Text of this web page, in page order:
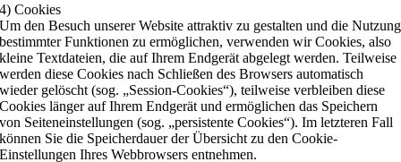
4) Cookies
Um den Besuch unserer Website attraktiv zu gestalten und die Nutzung
bestimmter Funktionen zu ermöglichen, verwenden wir Cookies, also
kleine Textdateien, die auf Ihrem Endgerät abgelegt werden. Teilweise
werden diese Cookies nach Schließen des Browsers automatisch
wieder gelöscht (sog. „Session-Cookies“), teilweise verbleiben diese
Cookies länger auf Ihrem Endgerät und ermöglichen das Speichern
von Seiteneinstellungen (sog. „persistente Cookies“). Im letzteren Fall
können Sie die Speicherdauer der Übersicht zu den Cookie-
Einstellungen Ihres Webbrowsers entnehmen.